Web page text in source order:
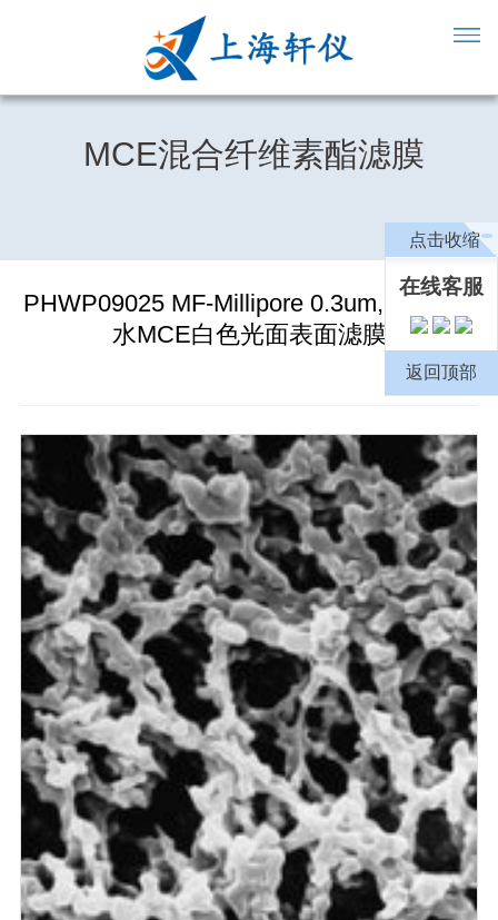
MCE混合纤维素酯滤膜
PHWP09025 MF-Millipore 0.3um,90mm亲
水MCE白色光面表面滤膜
点击收缩
在线客服
返回顶部